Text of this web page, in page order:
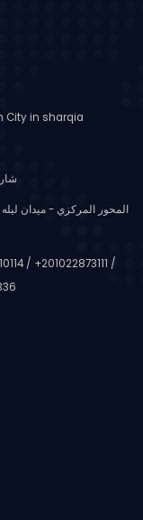
City in sharqia
30
/ +201022873111 /